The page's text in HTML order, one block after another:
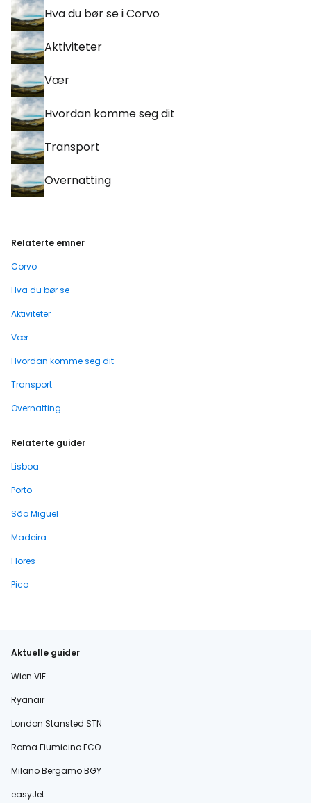
Hva du bør se i Corvo
Aktiviteter
Vær
Hvordan komme seg dit
Transport
Overnatting
Relaterte emner
Corvo
Hva du bør se
Aktiviteter
Vær
Hvordan komme seg dit
Transport
Overnatting
Relaterte guider
Lisboa
Porto
São Miguel
Madeira
Flores
Pico
Aktuelle guider
Wien VIE
Ryanair
London Stansted STN
Roma Fiumicino FCO
Milano Bergamo BGY
easyJet